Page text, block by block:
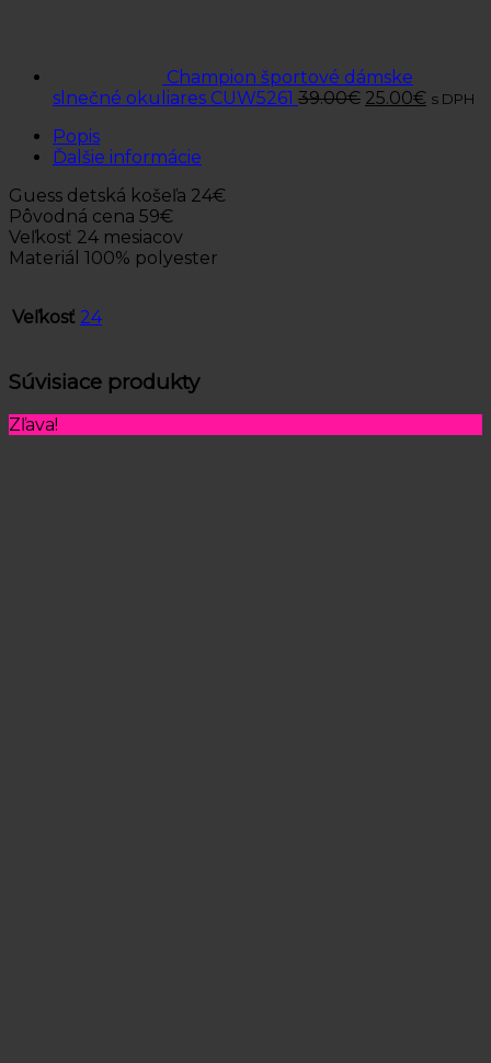
Champion športové dámske
slnečné okuliares CUW5261 39.00€ 25.00€ s DPH
Popis
Ďalšie informácie
Guess detská košeľa 24€
Pôvodná cena 59€
Veľkosť 24 mesiacov
Materiál 100% polyester
Veľkosť 24
Súvisiace produkty
Zľava!